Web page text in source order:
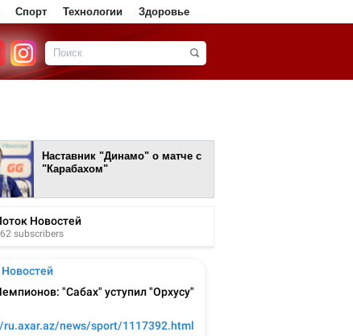
Спорт Технологии Здоровье
Наставник "Динамо" о матче с
"Карабахом"